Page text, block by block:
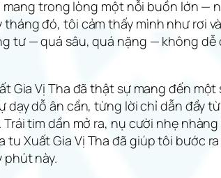
mang trong lòng một nỗi buồn lớn
đó, tôi cảm thấy mình như rơi
tư — quá sâu, quá nặng — không
Gia Vị Tha đã thật sự mang đến
dỗ ân cần, từng lời chỉ dẫn đầy
tim dần mở ra, nụ cười nhẹ
Xuất Gia Vị Tha đã giúp tôi bước
này.